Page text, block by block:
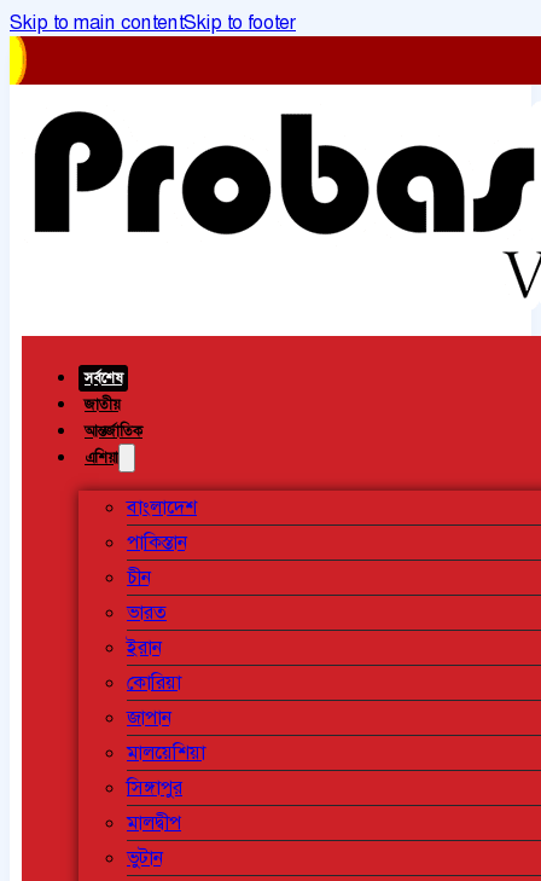
Skip to main contentSkip to footer
সর্বশেষ
জাতীয়
আন্তর্জাতিক
এশিয়া
বাংলাদেশ
পাকিস্তান
চীন
ভারত
ইরান
কোরিয়া
জাপান
মালয়েশিয়া
সিঙ্গাপুর
মালদ্বীপ
ভুটান